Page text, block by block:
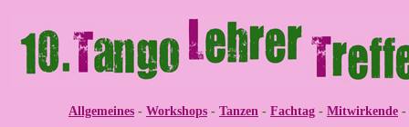
Allgemeines - Workshops - Tanzen - Fachtag - Mitwirkende -